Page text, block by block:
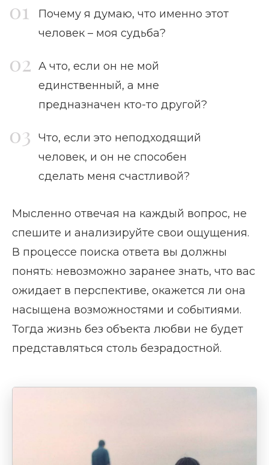
Почему я думаю, что именно этот
человек – моя судьба?
А что, если он не мой
единственный, а мне
предназначен кто-то другой?
Что, если это неподходящий
человек, и он не способен
сделать меня счастливой?
Мысленно отвечая на каждый вопрос, не
спешите и анализируйте свои ощущения.
В процессе поиска ответа вы должны
понять: невозможно заранее знать, что вас
ожидает в перспективе, окажется ли она
насыщена возможностями и событиями.
Тогда жизнь без объекта любви не будет
представляться столь безрадостной.